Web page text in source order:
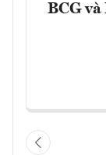
BCG và